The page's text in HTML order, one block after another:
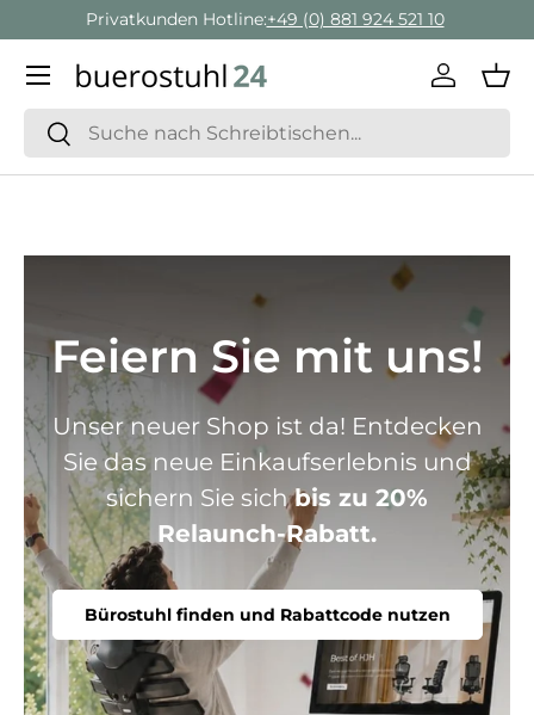
Direkt zum Inhalt
Geschäftskunden Beratung:+ 49 (0) 881 924 521 22
Suchen
Suchen
Menü
Feiern Sie mit uns!
Unser neuer Shop ist da! Entdecken
Sie das neue Einkaufserlebnis und
sichern Sie sichbis zu 20%
Relaunch-Rabatt.
Bürostuhl finden und Rabattcode nutzen